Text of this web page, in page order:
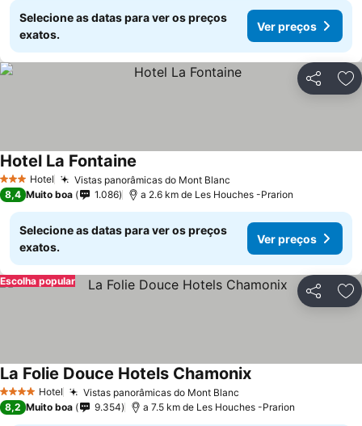
Selecione as datas para ver os preços
exatos.
Ver preços
Partilhar
3 EstrelasHotel Vistas panorâmicas do Mont Blanc
Hotel La Fontaine
8,4 Muito boa 1.086 a 2.6 km de Les Houches -Prarion
Selecione as datas para ver os preços
exatos.
Ver preços
Partilhar
Escolha popular
4 EstrelasHotel Vistas panorâmicas do Mont Blanc
La Folie Douce Hotels Chamonix
8,2 Muito boa 9.354 a 7.5 km de Les Houches -Prarion